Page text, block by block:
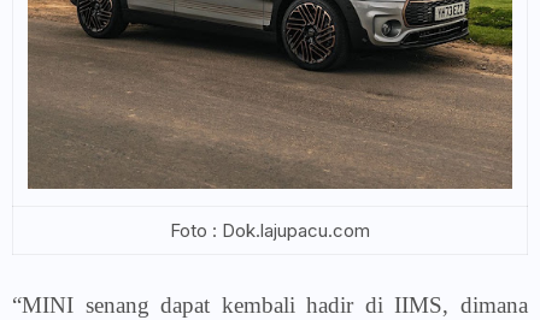
Foto : Dok.lajupacu.com
“MINI senang dapat kembali hadir di IIMS, dimana